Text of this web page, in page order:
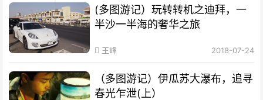
(多图游记）玩转转机之迪拜，一
半沙一半海的奢华之旅
王峰 2018-07-24
（多图游记）伊瓜苏大瀑布，追寻
春光乍泄(上）